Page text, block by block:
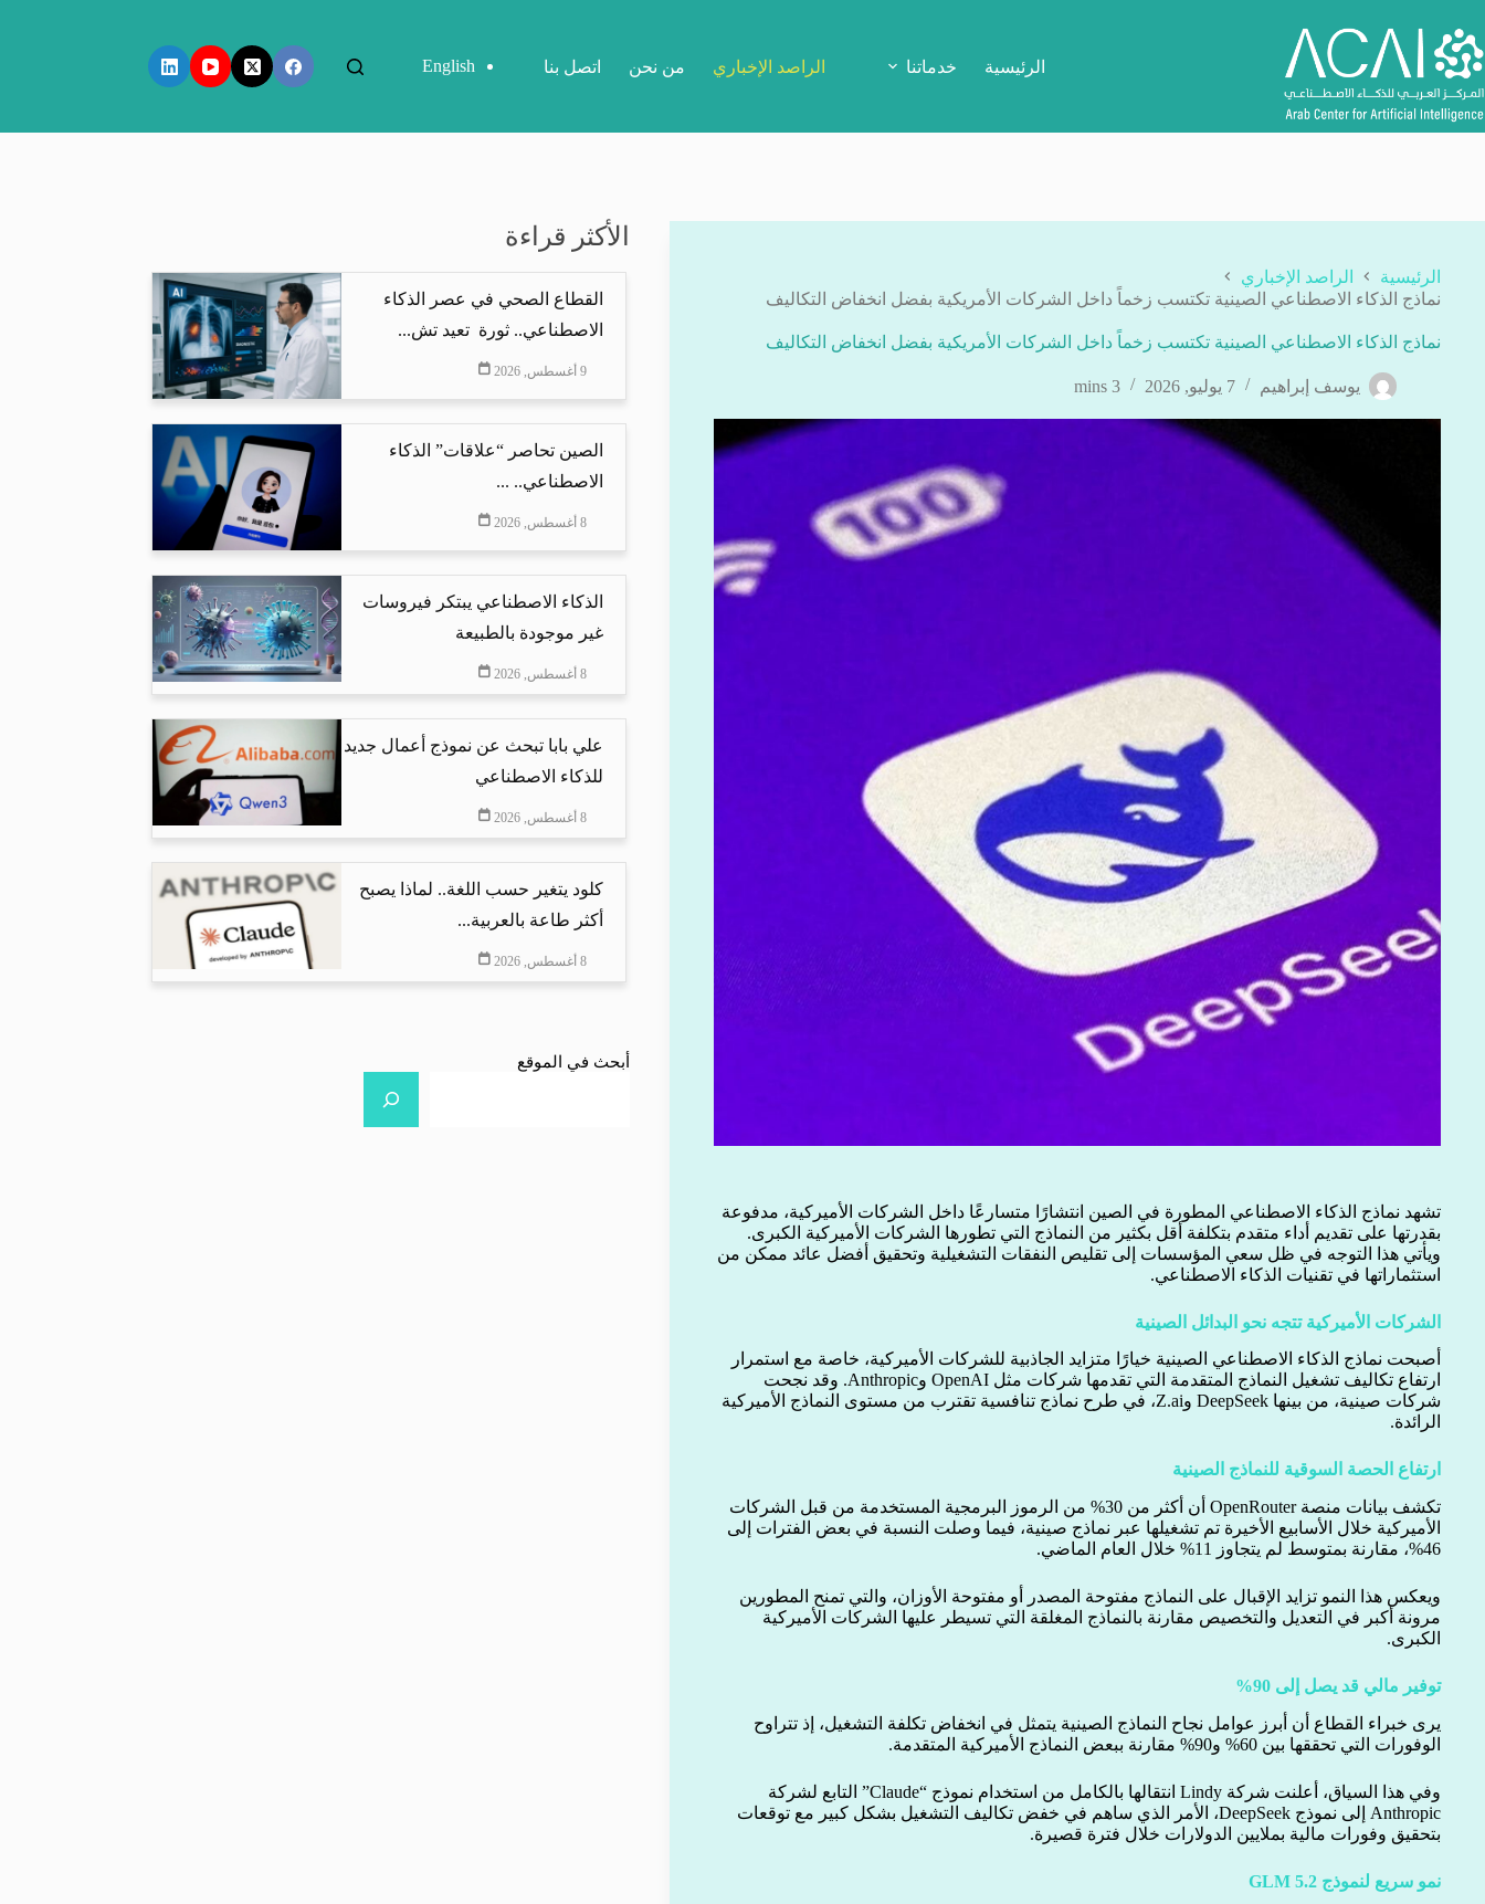
إلى
المحتوى
الرئيسية خدماتنا الراصد الإخباري من نحن اتصل بنا English
الرئيسية
الراصد الإخباري
نماذج الذكاء الاصطناعي الصينية تكتسب زخماً داخل الشركات الأمريكية بفضل انخفاض التكاليف
نماذج الذكاء الاصطناعي الصينية تكتسب زخماً داخل الشركات الأمريكية بفضل انخفاض التكاليف
يوسف إبراهيم 7 يوليو, 2026 3 mins
تشهد نماذج الذكاء الاصطناعي المطورة في الصين انتشارًا متسارعًا داخل الشركات الأميركية، مدفوعة
بقدرتها على تقديم أداء متقدم بتكلفة أقل بكثير من النماذج التي تطورها الشركات الأميركية الكبرى.
ويأتي هذا التوجه في ظل سعي المؤسسات إلى تقليص النفقات التشغيلية وتحقيق أفضل عائد ممكن من
استثماراتها في تقنيات الذكاء الاصطناعي.
الشركات الأميركية تتجه نحو البدائل الصينية
أصبحت نماذج الذكاء الاصطناعي الصينية خيارًا متزايد الجاذبية للشركات الأميركية، خاصة مع استمرار
ارتفاع تكاليف تشغيل النماذج المتقدمة التي تقدمها شركات مثل OpenAI وAnthropic. وقد نجحت
شركات صينية، من بينها DeepSeek وZ.ai، في طرح نماذج تنافسية تقترب من مستوى النماذج الأميركية
الرائدة.
ارتفاع الحصة السوقية للنماذج الصينية
تكشف بيانات منصة OpenRouter أن أكثر من 30% من الرموز البرمجية المستخدمة من قبل الشركات
الأميركية خلال الأسابيع الأخيرة تم تشغيلها عبر نماذج صينية، فيما وصلت النسبة في بعض الفترات إلى
46%، مقارنة بمتوسط لم يتجاوز 11% خلال العام الماضي.
ويعكس هذا النمو تزايد الإقبال على النماذج مفتوحة المصدر أو مفتوحة الأوزان، والتي تمنح المطورين
مرونة أكبر في التعديل والتخصيص مقارنة بالنماذج المغلقة التي تسيطر عليها الشركات الأميركية
الكبرى.
توفير مالي قد يصل إلى 90%
يرى خبراء القطاع أن أبرز عوامل نجاح النماذج الصينية يتمثل في انخفاض تكلفة التشغيل، إذ تتراوح
الوفورات التي تحققها بين 60% و90% مقارنة ببعض النماذج الأميركية المتقدمة.
وفي هذا السياق، أعلنت شركة Lindy انتقالها بالكامل من استخدام نموذج “Claude” التابع لشركة
Anthropic إلى نموذج DeepSeek، الأمر الذي ساهم في خفض تكاليف التشغيل بشكل كبير مع توقعات
بتحقيق وفورات مالية بملايين الدولارات خلال فترة قصيرة.
نمو سريع لنموذج GLM 5.2
الأكثر قراءة
القطاع الصحي في عصر الذكاء
الاصطناعي.. ثورة تعيد تش...
9 أغسطس, 2026
الصين تحاصر “علاقات” الذكاء
الاصطناعي.. ...
8 أغسطس, 2026
الذكاء الاصطناعي يبتكر فيروسات
غير موجودة بالطبيعة
8 أغسطس, 2026
علي بابا تبحث عن نموذج أعمال جديد
للذكاء الاصطناعي
8 أغسطس, 2026
كلود يتغير حسب اللغة.. لماذا يصبح
أكثر طاعة بالعربية...
8 أغسطس, 2026
أبحث في الموقع